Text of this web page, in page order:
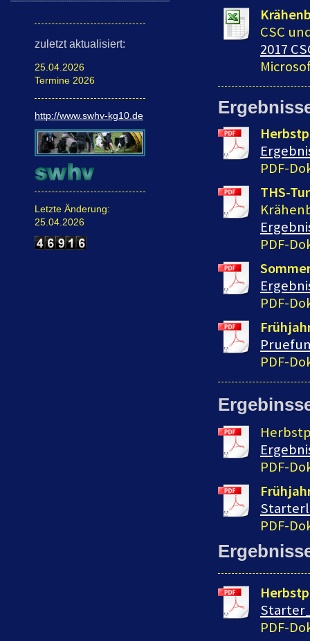
zuletzt aktualisiert:
25.04.2026
Termine 2026
http://www.swhv-kg10.de
Letzte Änderung:
25.04.2026
CSC
2017
PDF-
THS-
PDF-
PDF-
PDF-
PDF-
PDF-
PDF-